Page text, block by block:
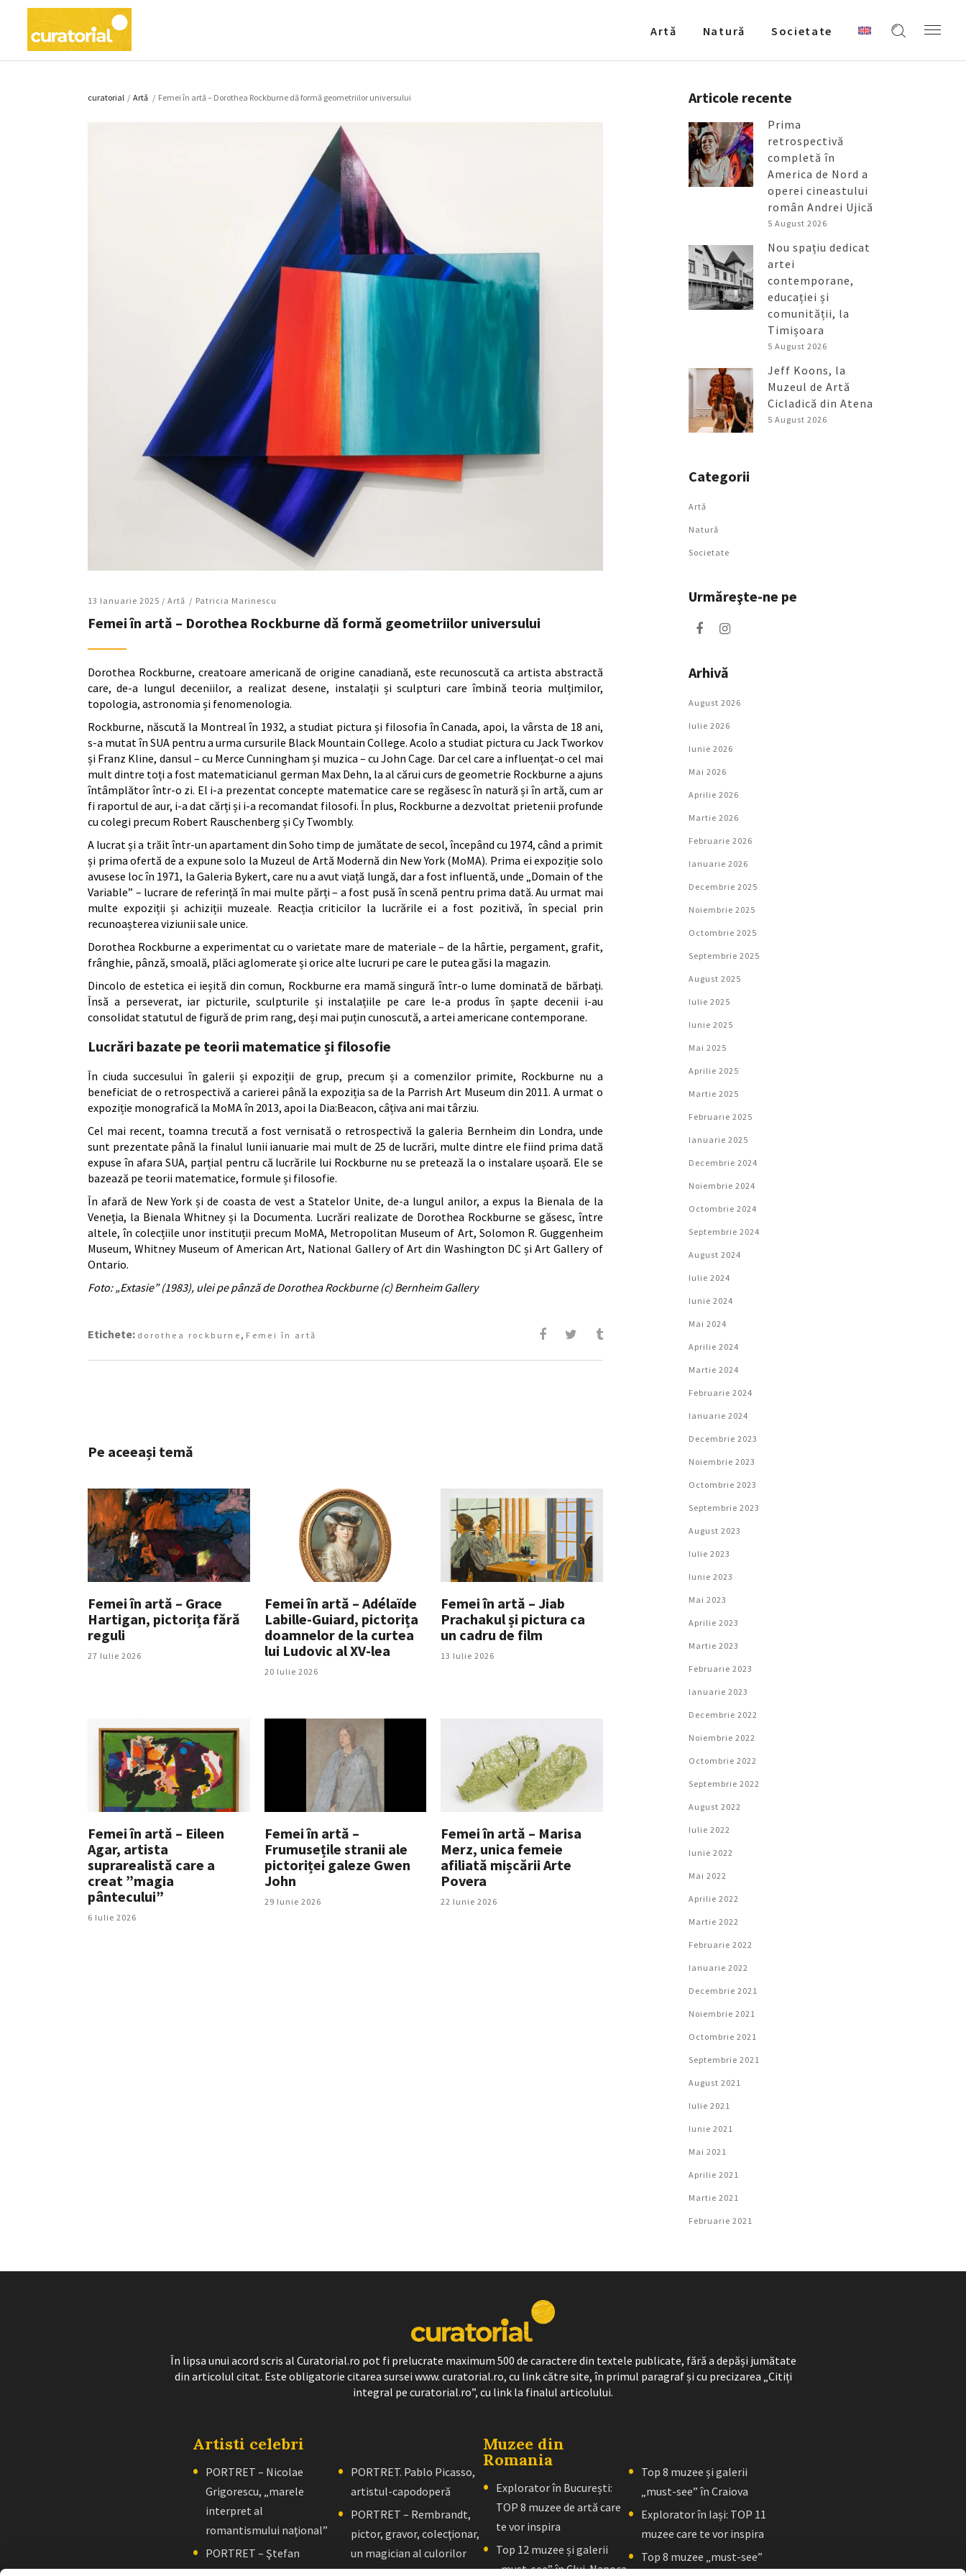
Artǎ Natură Societate
curatorial / Artǎ / Femei în artă – Dorothea Rockburne dă formă geometriilor universului
13 Ianuarie 2025 / Artǎ Patricia Marinescu
Femei în artă – Dorothea Rockburne dă formă geometriilor universului
Dorothea Rockburne, creatoare americană de origine canadiană, este recunoscută ca artista abstractă
care, de-a lungul deceniilor, a realizat desene, instalații și sculpturi care îmbină teoria mulțimilor,
topologia, astronomia și fenomenologia.
Rockburne, născută la Montreal în 1932, a studiat pictura și filosofia în Canada, apoi, la vârsta de 18 ani,
s-a mutat în SUA pentru a urma cursurile Black Mountain College. Acolo a studiat pictura cu Jack Tworkov
și Franz Kline, dansul – cu Merce Cunningham și muzica – cu John Cage. Dar cel care a influențat-o cel mai
mult dintre toți a fost matematicianul german Max Dehn, la al cărui curs de geometrie Rockburne a ajuns
întâmplător într-o zi. El i-a prezentat concepte matematice care se regăsesc în natură și în artă, cum ar
fi raportul de aur, i-a dat cărți și i-a recomandat filosofi. În plus, Rockburne a dezvoltat prietenii profunde
cu colegi precum Robert Rauschenberg și Cy Twombly.
A lucrat și a trăit într-un apartament din Soho timp de jumătate de secol, începând cu 1974, când a primit
și prima ofertă de a expune solo la Muzeul de Artă Modernă din New York (MoMA). Prima ei expoziție solo
avusese loc în 1971, la Galeria Bykert, care nu a avut viață lungă, dar a fost influentă, unde „Domain of the
Variable” – lucrare de referință în mai multe părți – a fost pusă în scenă pentru prima dată. Au urmat mai
multe expoziții și achiziții muzeale. Reacția criticilor la lucrările ei a fost pozitivă, în special prin
recunoașterea viziunii sale unice.
Dorothea Rockburne a experimentat cu o varietate mare de materiale – de la hârtie, pergament, grafit,
frânghie, pânză, smoală, plăci aglomerate și orice alte lucruri pe care le putea găsi la magazin.
Dincolo de estetica ei ieșită din comun, Rockburne era mamă singură într-o lume dominată de bărbați.
Însă a perseverat, iar picturile, sculpturile și instalațiile pe care le-a produs în șapte decenii i-au
consolidat statutul de figură de prim rang, deși mai puțin cunoscută, a artei americane contemporane.
Lucrări bazate pe teorii matematice și filosofie
În ciuda succesului în galerii și expoziții de grup, precum și a comenzilor primite, Rockburne nu a
beneficiat de o retrospectivă a carierei până la expoziția sa de la Parrish Art Museum din 2011. A urmat o
expoziție monografică la MoMA în 2013, apoi la Dia:Beacon, câțiva ani mai târziu.
Cel mai recent, toamna trecută a fost vernisată o retrospectivă la galeria Bernheim din Londra, unde
sunt prezentate până la finalul lunii ianuarie mai mult de 25 de lucrări, multe dintre ele fiind prima dată
expuse în afara SUA, parțial pentru că lucrările lui Rockburne nu se pretează la o instalare ușoară. Ele se
bazează pe teorii matematice, formule și filosofie.
În afară de New York și de coasta de vest a Statelor Unite, de-a lungul anilor, a expus la Bienala de la
Veneția, la Bienala Whitney și la Documenta. Lucrări realizate de Dorothea Rockburne se găsesc, între
altele, în colecțiile unor instituții precum MoMA, Metropolitan Museum of Art, Solomon R. Guggenheim
Museum, Whitney Museum of American Art, National Gallery of Art din Washington DC și Art Gallery of
Ontario.
Foto: „Extasie” (1983), ulei pe pânză de Dorothea Rockburne (c) Bernheim Gallery
Etichete: dorothea rockburne, Femei în artă
Pe aceeași temă
Femei în artă – Grace
Hartigan, pictorița fără
reguli
27 Iulie 2026
Femei în artă – Adélaïde
Labille-Guiard, pictorița
doamnelor de la curtea
lui Ludovic al XV-lea
20 Iulie 2026
Femei în artă – Jiab
Prachakul și pictura ca
un cadru de film
13 Iulie 2026
Femei în artă – Eileen
Agar, artista
suprarealistă care a
creat ”magia
pântecului”
6 Iulie 2026
Femei în artă –
Frumusețile stranii ale
pictoriței galeze Gwen
John
29 Iunie 2026
Femei în artă – Marisa
Merz, unica femeie
afiliată mișcării Arte
Povera
22 Iunie 2026
Articole recente
Prima
retrospectivă
completă în
America de Nord a
operei cineastului
român Andrei Ujică
5 August 2026
Nou spațiu dedicat
artei
contemporane,
educației și
comunității, la
Timișoara
5 August 2026
Jeff Koons, la
Muzeul de Artă
Cicladică din Atena
5 August 2026
Categorii
Artǎ
Natură
Societate
Urmăreşte-ne pe
Arhivă
August 2026
Iulie 2026
Iunie 2026
Mai 2026
Aprilie 2026
Martie 2026
Februarie 2026
Ianuarie 2026
Decembrie 2025
Noiembrie 2025
Octombrie 2025
Septembrie 2025
August 2025
Iulie 2025
Iunie 2025
Mai 2025
Aprilie 2025
Martie 2025
Februarie 2025
Ianuarie 2025
Decembrie 2024
Noiembrie 2024
Octombrie 2024
Septembrie 2024
August 2024
Iulie 2024
Iunie 2024
Mai 2024
Aprilie 2024
Martie 2024
Februarie 2024
Ianuarie 2024
Decembrie 2023
Noiembrie 2023
Octombrie 2023
Septembrie 2023
August 2023
Iulie 2023
Iunie 2023
Mai 2023
Aprilie 2023
Martie 2023
Februarie 2023
Ianuarie 2023
Decembrie 2022
Noiembrie 2022
Octombrie 2022
Septembrie 2022
August 2022
Iulie 2022
Iunie 2022
Mai 2022
Aprilie 2022
Martie 2022
Februarie 2022
Ianuarie 2022
Decembrie 2021
Noiembrie 2021
Octombrie 2021
Septembrie 2021
August 2021
Iulie 2021
Iunie 2021
Mai 2021
Aprilie 2021
Martie 2021
Februarie 2021
În lipsa unui acord scris al Curatorial.ro pot fi prelucrate maximum 500 de caractere din textele publicate, fără a depăși jumătate
din articolul citat. Este obligatorie citarea sursei www. curatorial.ro, cu link către site, în primul paragraf și cu precizarea „Citiți
integral pe curatorial.ro”, cu link la finalul articolului.
Artisti celebri
PORTRET – Nicolae
Grigorescu, „marele
interpret al
romantismului naţional”
PORTRET – Ştefan
Luchian, „un zugrav”
PORTRET. Pablo Picasso,
artistul-capodoperă
PORTRET – Rembrandt,
pictor, gravor, colecţionar,
un magician al culorilor
Muzee din
Romania
Explorator în București:
TOP 8 muzee de artă care
te vor inspira
Top 12 muzee și galerii
„must-see” în Cluj-Napoca
Top 8 muzee și galerii
„must-see” în Craiova
Explorator în Iași: TOP 11
muzee care te vor inspira
Top 8 muzee „must-see”